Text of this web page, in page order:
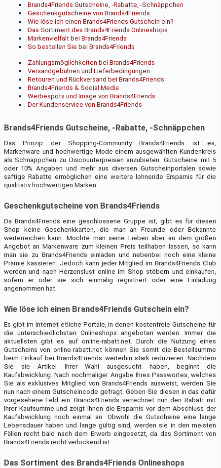
Brands4Friends Gutscheine, -Rabatte, -Schnäppchen
Geschenkgutscheine von Brands4Friends
Wie löse ich einen Brands4Friends Gutschein ein?
Das Sortiment des Brands4Friends Onlineshops
Markenvielfalt bei Brands4Friends
So bestellen Sie bei Brands4Friends
Zahlungsmöglichkeiten bei Brands4Friends
Versandgebühren und Lieferbedingungen
Retouren und Rückversand bei Brands4Friends
Brands4Friends & Social Media
Werbespots und Image von Brands4Friends
Der Kundenservice von Brands4Friends
Brands4Friends Gutscheine, -Rabatte, -Schnäppchen
Das Prinzip der Shopping-Community Brands4Friends ist es,
Markenware und hochwertige Mode einem ausgewählten Kundenkreis
als Schnäppchen zu Discounterpreisen anzubieten. Gutscheine mit 5
oder 10% Angaben und mehr aus diversen Gutscheinportalen sowie
saftige Rabatte ermöglichen eine weitere lohnende Ersparnis für die
qualitativ hochwertigen Marken.
Geschenkgutscheine von Brands4Friends
Da Brands4Friends eine geschlossene Gruppe ist, gibt es für diesen
Shop keine Geschenkkarten, die man an Freunde oder Bekannte
weiterreichen kann. Möchte man seine Lieben aber an dem großen
Angebot an Markenware zum kleinen Preis teilhaben lassen, so kann
man sie zu Brands4Friends einladen und nebenbei noch eine kleine
Prämie kassieren. Jedoch kann jeder Mitglied im Brands4Friends Club
werden und nach Herzenslust online im Shop stöbern und einkaufen,
sofern er oder sie sich einmalig registriert oder eine Einladung
angenommen hat.
Wie löse ich einen Brands4Friends Gutschein ein?
Es gibt im Internet etliche Portale, in denen kostenfreie Gutscheine für
die unterschiedlichsten Onlineshops angeboten werden. Immer die
aktuellsten gibt es auf online-rabatt.net. Durch die Nutzung eines
Gutscheins von online-rabatt.net können Sie somit die Bestellsumme
beim Einkauf bei Brands4Friends weiterhin stark reduzieren. Nachdem
Sie sie Artikel Ihrer Wahl ausgesucht haben, beginnt die
Kaufabwicklung. Nach nochmaliger Angabe Ihres Passwortes, welches
Sie als exklusives Mitglied von Brands4Friends ausweist, werden Sie
nun nach einem Gutscheincode gefragt. Geben Sie diesen in das dafür
vorgesehene Feld ein. Brands4Friends verrechnet nun den Rabatt mit
Ihrer Kaufsumme und zeigt Ihnen die Ersparnis vor dem Abschluss der
Kaufabwicklung noch einmal an. Obwohl die Gutscheine eine lange
Lebensdauer haben und lange gültig sind, werden sie in den meisten
Fällen recht bald nach dem Erwerb eingesetzt, da das Sortiment von
Brands4Friends recht verlockend ist.
Das Sortiment des Brands4Friends Onlineshops